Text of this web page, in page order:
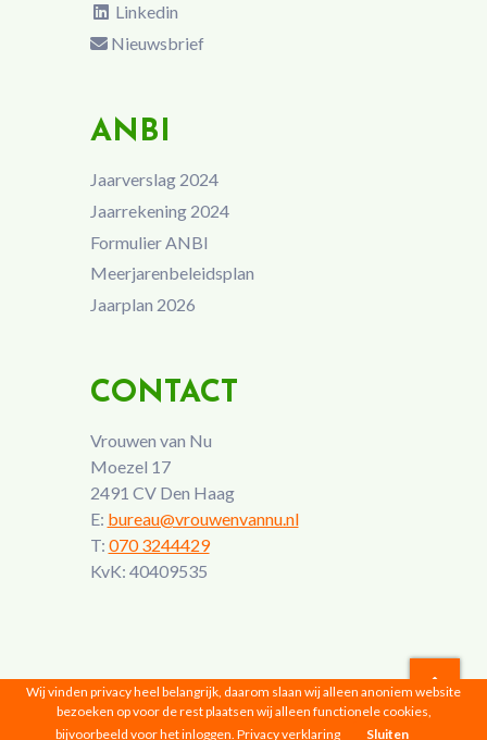
Linkedin
Nieuwsbrief
ANBI
Jaarverslag 2024
Jaarrekening 2024
Formulier ANBI
Meerjarenbeleidsplan
Jaarplan 2026
CONTACT
Vrouwen van Nu
Moezel 17
2491 CV Den Haag
E: bureau@vrouwenvannu.nl
T: 070 3244429
KvK: 40409535
Vrouwen van Nu © 2026 |Privacyverklaring
Wij vinden privacy heel belangrijk, daarom slaan wij alleen anoniem website
bezoeken op voor de rest plaatsen wij alleen functionele cookies,
bijvoorbeeld voor het inloggen. Privacy verklaring Sluiten